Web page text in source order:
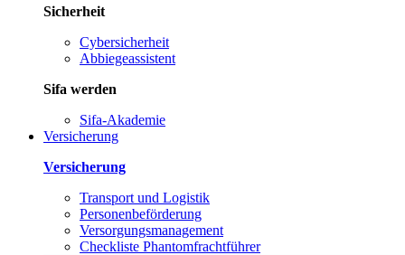
Sicherheit
Cybersicherheit
Abbiegeassistent
Sifa werden
Sifa-Akademie
Versicherung
Versicherung
Transport und Logistik
Personenbeförderung
Versorgungsmanagement
Checkliste Phantomfrachtführer